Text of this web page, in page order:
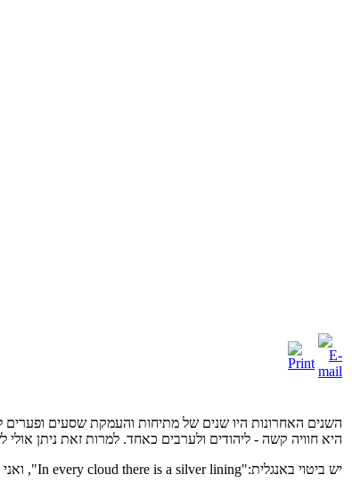
השנים האחרונות היו שנים של מתיחות והעמקת שסעים ופערים
היא חוויה קשה - ליהודים ולערבים כאחד. למרות זאת ניתן
יש ביטוי באנגלית:"In every cloud there is a silver lining", ואני רוצה לדבר הערב על ה-silver lining.